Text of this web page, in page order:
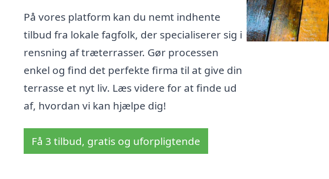
På vores platform kan du nemt indhente
tilbud fra lokale fagfolk, der specialiserer sig i
rensning af træterrasser. Gør processen
enkel og find det perfekte firma til at give din
terrasse et nyt liv. Læs videre for at finde ud
af, hvordan vi kan hjælpe dig!
Få 3 tilbud, gratis og uforpligtende